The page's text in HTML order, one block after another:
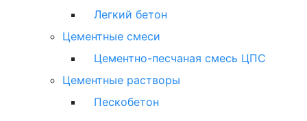
Легкий бетон
Цементные смеси
Цементно-песчаная смесь ЦПС
Цементные растворы
Пескобетон